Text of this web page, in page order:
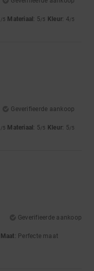
/5 Materiaal : 5/5 Kleur: 4/5
Geverifieerde aankoop
/5 Materiaal : 5/5 Kleur: 5/5
Geverifieerde aankoop
Maat: Perfecte maat